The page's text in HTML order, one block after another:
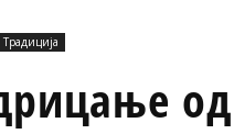
Традиција